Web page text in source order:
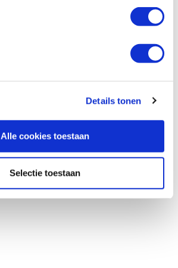
Details tonen
Alle cookies toestaan
Selectie toestaan